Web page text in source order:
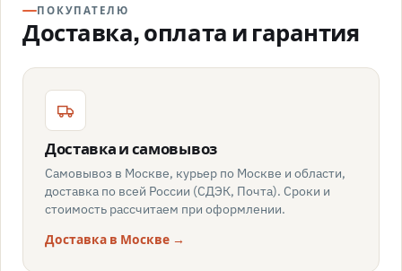
ПОКУПАТЕЛЮ
Доставка, оплата и гарантия
Доставка и самовывоз
Самовывоз в Москве, курьер по Москве и области,
доставка по всей России (СДЭК, Почта). Сроки и
стоимость рассчитаем при оформлении.
Доставка в Москве →